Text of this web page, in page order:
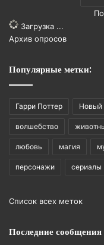
Загрузка ...
Архив опросов
Популярные метки:
Гарри Поттер Новый
волшебство
любовь магия
персонажи сериалы
Список всех меток
Последние